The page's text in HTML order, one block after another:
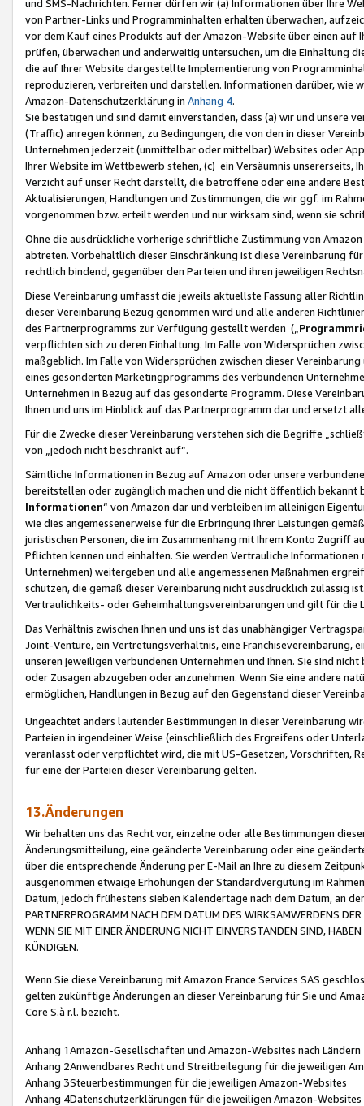
und SMS-Nachrichten. Ferner dürfen wir (a) Informationen über Ihre
von Partner-Links und Programminhalten erhalten überwachen,
vor dem Kauf eines Produkts auf der Amazon-Website über einen
prüfen, überwachen und anderweitig untersuchen, um die Einhaltung
die auf Ihrer Website dargestellte Implementierung von
reproduzieren, verbreiten und darstellen. Informationen darüber, wie
Amazon-Datenschutzerklärung in Anhang 4.
Sie bestätigen und sind damit einverstanden, dass (a) wir und
(Traffic) anregen können, zu Bedingungen, die von den in dieser
Unternehmen jederzeit (unmittelbar oder mittelbar) Websites oder
Ihrer Website im Wettbewerb stehen, (c) ein Versäumnis unsererseits,
Verzicht auf unser Recht darstellt, die betroffene oder eine andere
Aktualisierungen, Handlungen und Zustimmungen, die wir ggf. im
vorgenommen bzw. erteilt werden und nur wirksam sind, wenn sie
Ohne die ausdrückliche vorherige schriftliche Zustimmung von
abtreten. Vorbehaltlich dieser Einschränkung ist diese Vereinbarung
rechtlich bindend, gegenüber den Parteien und ihren jeweiligen
Diese Vereinbarung umfasst die jeweils aktuellste Fassung aller
dieser Vereinbarung Bezug genommen wird und alle anderen
des Partnerprogramms zur Verfügung gestellt werden („
verpflichten sich zu deren Einhaltung. Im Falle von Widersprüchen
maßgeblich. Im Falle von Widersprüchen zwischen dieser
eines gesonderten Marketingprogramms des verbundenen
Unternehmen in Bezug auf das gesonderte Programm. Diese
Ihnen und uns im Hinblick auf das Partnerprogramm dar und ersetzt
Für die Zwecke dieser Vereinbarung verstehen sich die Begriffe
von „jedoch nicht beschränkt auf“.
Sämtliche Informationen in Bezug auf Amazon oder unsere
bereitstellen oder zugänglich machen und die nicht öffentlich
Informationen“ von Amazon dar und verbleiben im alleinigen
wie dies angemessenerweise für die Erbringung Ihrer Leistungen
juristischen Personen, die im Zusammenhang mit Ihrem Konto
Pflichten kennen und einhalten. Sie werden Vertrauliche
Unternehmen) weitergeben und alle angemessenen Maßnahmen
schützen, die gemäß dieser Vereinbarung nicht ausdrücklich zulässig
Vertraulichkeits- oder Geheimhaltungsvereinbarungen und gilt für die
Das Verhältnis zwischen Ihnen und uns ist das unabhängiger
Joint-Venture, ein Vertretungsverhältnis, eine Franchisevereinbarung,
unseren jeweiligen verbundenen Unternehmen und Ihnen. Sie sind
oder Zusagen abzugeben oder anzunehmen. Wenn Sie eine andere
ermöglichen, Handlungen in Bezug auf den Gegenstand dieser
Ungeachtet anders lautender Bestimmungen in dieser Vereinbarung
Parteien in irgendeiner Weise (einschließlich des Ergreifens oder
veranlasst oder verpflichtet wird, die mit US-Gesetzen, Vorschriften,
für eine der Parteien dieser Vereinbarung gelten.
13.Änderungen
Wir behalten uns das Recht vor, einzelne oder alle Bestimmungen
Änderungsmitteilung, eine geänderte Vereinbarung oder eine
über die entsprechende Änderung per E-Mail an Ihre zu diesem
ausgenommen etwaige Erhöhungen der Standardvergütung im
Datum, jedoch frühestens sieben Kalendertage nach dem Datum, an
PARTNERPROGRAMM NACH DEM DATUM DES WIRKSAMWERDENS
WENN SIE MIT EINER ÄNDERUNG NICHT EINVERSTANDEN SIND,
KÜNDIGEN.
Wenn Sie diese Vereinbarung mit Amazon France Services SAS
gelten zukünftige Änderungen an dieser Vereinbarung für Sie und
Core S.à r.l. bezieht.
Anhang 1Amazon-Gesellschaften und Amazon-Websites nach Ländern
Anhang 2Anwendbares Recht und Streitbeilegung für die jeweiligen
Anhang 3Steuerbestimmungen für die jeweiligen Amazon-Websites
Anhang 4Datenschutzerklärungen für die jeweiligen Amazon-Websites